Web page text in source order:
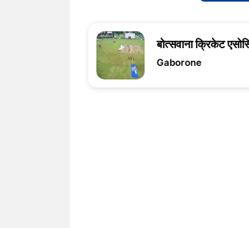
बोत्सवाना क्रिकेट
Gaborone